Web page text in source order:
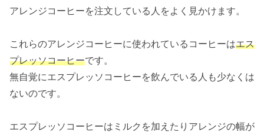
アレンジコーヒーを注文している人をよく見かけます。
これらのアレンジコーヒーに使われているコーヒーはエス
プレッソコーヒーです。
無自覚にエスプレッソコーヒーを飲んでいる人も少なくは
ないのです。
エスプレッソコーヒーはミルクを加えたりアレンジの幅が